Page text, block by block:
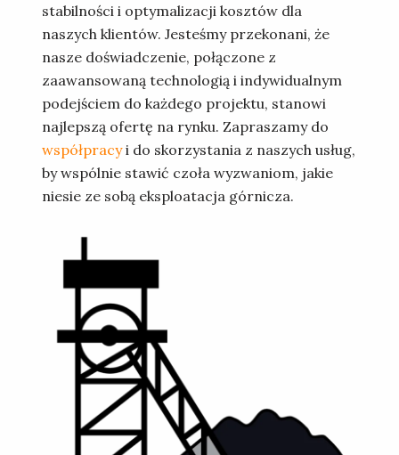
stabilności i optymalizacji kosztów dla
naszych klientów. Jesteśmy przekonani, że
nasze doświadczenie, połączone z
zaawansowaną technologią i indywidualnym
podejściem do każdego projektu, stanowi
najlepszą ofertę na rynku. Zapraszamy do
współpracyi do skorzystania z naszych usług,
by wspólnie stawić czoła wyzwaniom, jakie
niesie ze sobą eksploatacja górnicza.